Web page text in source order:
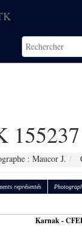
155237
: Maucor J.
représentés